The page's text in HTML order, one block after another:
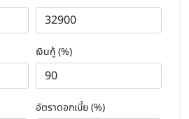
เงินกู้ (%)
อัตราดอกเบี้ย (%)